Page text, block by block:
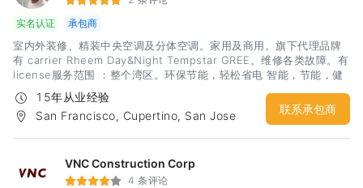
实名认证
承包商
室内外装修、精装中央空调及分体空调。家用及商用。旗下代理品牌
有 carrier Rheem Day&Night Tempstar GREE。维修各类故障。有
license服务范围 ：整个湾区。环保节能，轻松省电 智能，节能，健
康生活。
15年从业经验
San Francisco, Cupertino, San Jose
联系承包商
VNC Construction Corp
4 条评论